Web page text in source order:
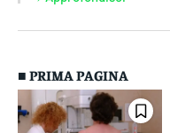
■ PRIMA PAGINA